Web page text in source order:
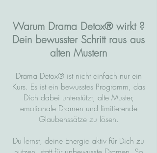
Warum Drama Detox® wirkt ?
Dein bewusster Schritt raus aus
alten Mustern
Drama Detox® ist nicht einfach nur ein
Kurs. Es ist ein bewusstes Programm, das
Dich dabei unterstützt, alte Muster,
emotionale Dramen und limitierende
Glaubenssätze zu lösen.
Du lernst, deine Energie aktiv für Dich zu